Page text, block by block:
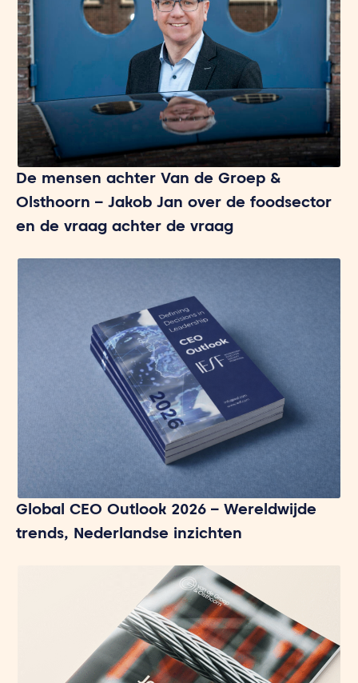
De mensen achter Van de Groep &
Olsthoorn – Jakob Jan over de foodsector
en de vraag achter de vraag
Global CEO Outlook 2026 – Wereldwijde
trends, Nederlandse inzichten